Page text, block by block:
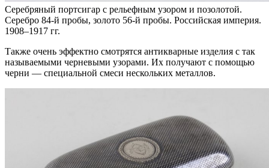
Серебряный портсигар с рельефным узором и позолотой.
Серебро 84-й пробы, золото 56-й пробы. Российская империя.
1908–1917 гг.
Также очень эффектно смотрятся антикварные изделия с так
называемыми черневыми узорами. Их получают с помощью
черни — специальной смеси нескольких металлов.